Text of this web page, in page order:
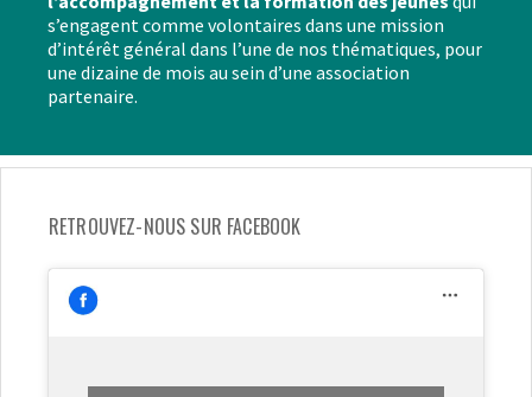
s’engagent comme volontaires dans une mission
d’intérêt général dans l’une de nos thématiques, pour
une dizaine de mois au sein d’une association
partenaire.
RETROUVEZ-NOUS SUR FACEBOOK